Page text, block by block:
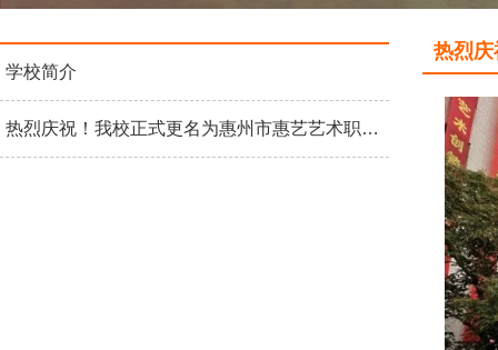
学校简介
热烈庆祝！我校正式更名为惠州市惠艺艺术职业高级中学
热烈